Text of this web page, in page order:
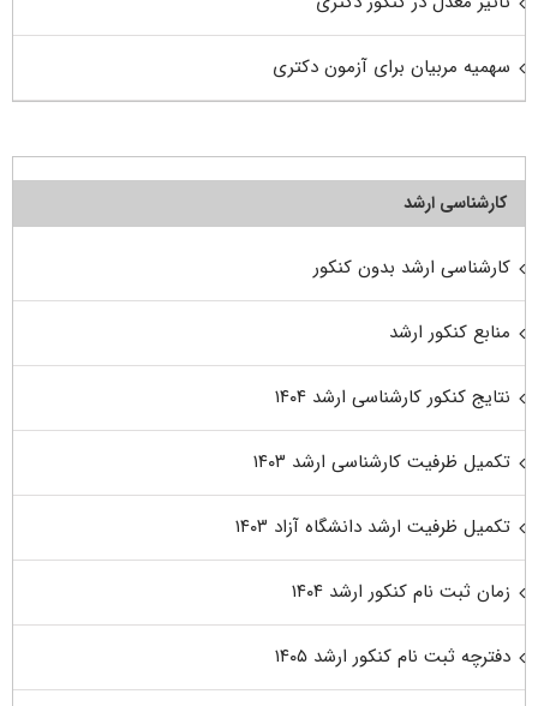
سهمیه مربیان برای آزمون دکتری
کارشناسی ارشد
کارشناسی ارشد بدون کنکور
منابع کنکور ارشد
نتایج کنکور کارشناسی ارشد ۱۴۰۴
تکمیل ظرفیت کارشناسی ارشد ۱۴۰۳
تکمیل ظرفیت ارشد دانشگاه آزاد ۱۴۰۳
زمان ثبت نام کنکور ارشد ۱۴۰۴
دفترچه ثبت نام کنکور ارشد ۱۴۰۵